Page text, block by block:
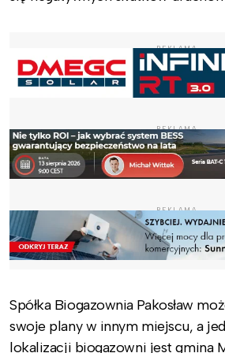
REKLAMA
REKLAMA
REKLAMA
Spółka Biogazownia Pakosław
swoje plany w innym miejscu, a
lokalizacji biogazowni jest gmina